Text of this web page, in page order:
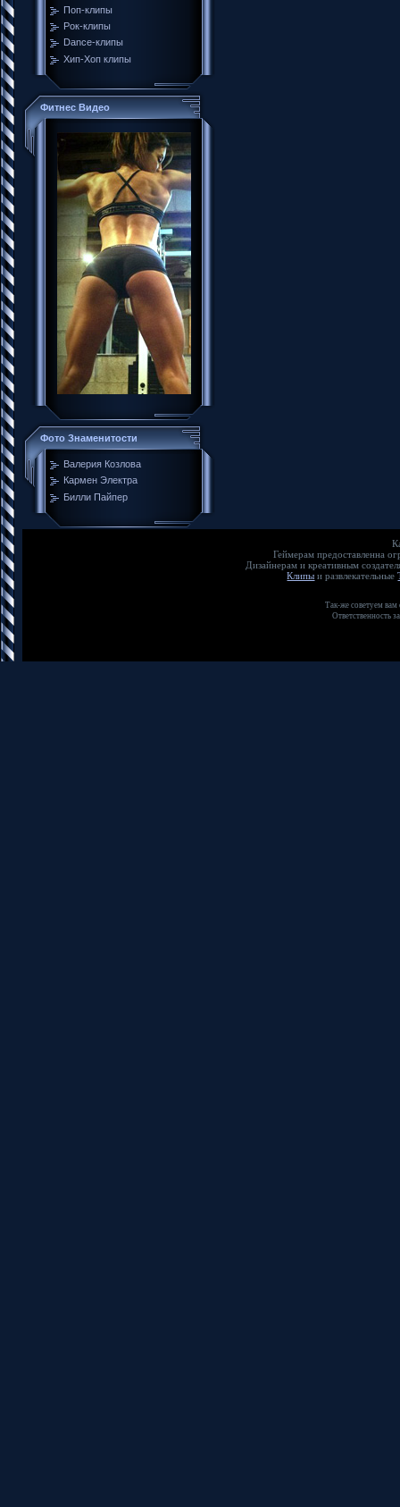
Поп-клипы
Рок-клипы
Dance-клипы
Хип-Хоп клипы
Фитнес Видео
Фото Знаменитости
Валерия Козлова
Кармен Электра
Билли Пайпер
Геймерам предоставленна
Дизайнерам и креативным
Клипы и развлекательные
Так-же советуем
Ответственность